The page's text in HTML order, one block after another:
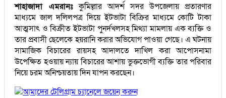
শাহাজাদা এমরানঃ কুমিল্লার আদর্শ সদর উপজেলায় প্রতারণার
মাধ্যমে জাল দলিলপত্র দিয়ে ইটভাটা বিক্রির মাধ্যমে কোটি টাকা
আত্মসাৎ ও বিক্রীত ইটভাটা পুনর্দখলসহ মিথ্যা মামলায় এক ব্যক্তি ও
তার প্রবাসী ছেলেকে হয়রানি করার অভিযোগ পাওয়া গেছে। এ ঘটনায়
সামাজিক বিচারের রায়সহ আদালতে দাখিল করা আপোসনামা
উপেক্ষিত হওয়ায় ন্যায় বিচারের আশায় ভুক্তভোগী ব্যক্তি তার পরিবার
নিয়ে চরম অনিশ্চয়তায় দিন যাপন করছেন।
আমাদের টেলিগ্রাম চ্যানেলে জয়েন করুন